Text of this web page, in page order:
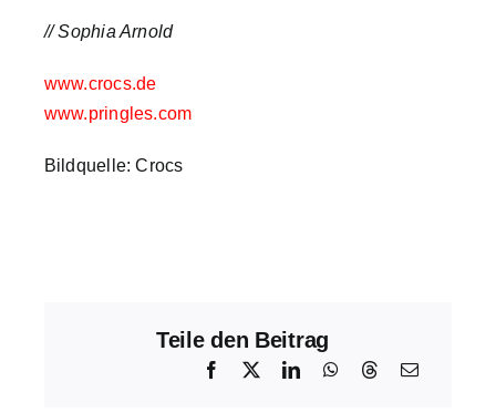
// Sophia Arnold
www.crocs.de
www.pringles.com
Bildquelle: Crocs
Teile den Beitrag